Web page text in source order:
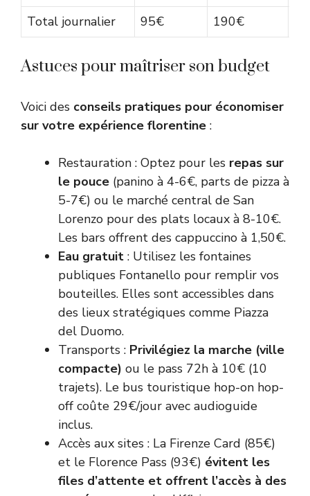
Total journalier 95€ 190€
Astuces pour maîtriser son budget
Voici des conseils pratiques pour économiser
sur votre expérience florentine :
Restauration : Optez pour les repas sur
le pouce (panino à 4-6€, parts de pizza à
5-7€) ou le marché central de San
Lorenzo pour des plats locaux à 8-10€.
Les bars offrent des cappuccino à 1,50€.
Eau gratuit : Utilisez les fontaines
publiques Fontanello pour remplir vos
bouteilles. Elles sont accessibles dans
des lieux stratégiques comme Piazza
del Duomo.
Transports : Privilégiez la marche (ville
compacte) ou le pass 72h à 10€ (10
trajets). Le bus touristique hop-on hop-
off coûte 29€/jour avec audioguide
inclus.
Accès aux sites : La Firenze Card (85€)
et le Florence Pass (93€) évitent les
files d’attente et offrent l’accès à des